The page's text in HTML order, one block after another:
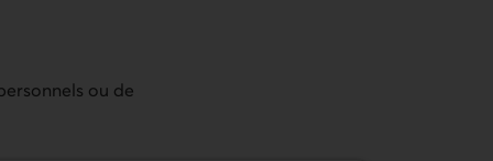
ou de